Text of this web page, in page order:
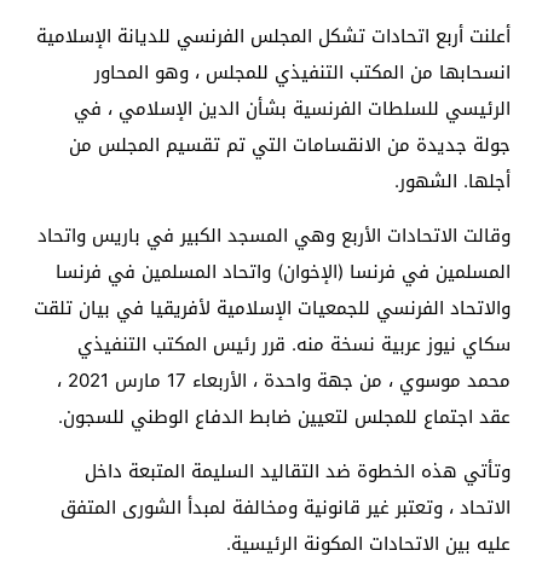
أعلنت أربع اتحادات تشكل المجلس الفرنسي للديانة الإسلامية
انسحابها من المكتب التنفيذي للمجلس ، وهو المحاور
الرئيسي للسلطات الفرنسية بشأن الدين الإسلامي ، في
جولة جديدة من الانقسامات التي تم تقسيم المجلس من
أجلها. الشهور.
وقالت الاتحادات الأربع وهي المسجد الكبير في باريس واتحاد
المسلمين في فرنسا (الإخوان) واتحاد المسلمين في فرنسا
والاتحاد الفرنسي للجمعيات الإسلامية لأفريقيا في بيان تلقت
سكاي نيوز عربية نسخة منه. قرر رئيس المكتب التنفيذي
محمد موسوي ، من جهة واحدة ، الأربعاء 17 مارس 2021 ،
عقد اجتماع للمجلس لتعيين ضابط الدفاع الوطني للسجون.
وتأتي هذه الخطوة ضد التقاليد السليمة المتبعة داخل
الاتحاد ، وتعتبر غير قانونية ومخالفة لمبدأ الشورى المتفق
عليه بين الاتحادات المكونة الرئيسية.